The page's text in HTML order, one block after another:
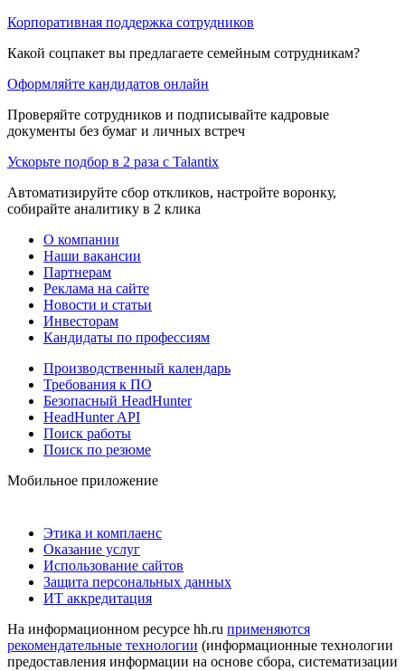
Корпоративная поддержка сотрудников
Какой соцпакет вы предлагаете семейным сотрудникам?
Оформляйте кандидатов онлайн
Проверяйте сотрудников и подписывайте кадровые
документы без бумаг и личных встреч
Ускорьте подбор в 2 раза с Talantix
Автоматизируйте сбор откликов, настройте воронку,
собирайте аналитику в 2 клика
О компании
Наши вакансии
Партнерам
Реклама на сайте
Новости и статьи
Инвесторам
Кандидаты по профессиям
Производственный календарь
Требования к ПО
Безопасный HeadHunter
HeadHunter API
Поиск работы
Поиск по резюме
Мобильное приложение
Этика и комплаенс
Оказание услуг
Использование сайтов
Защита персональных данных
ИТ аккредитация
На информационном ресурсе hh.ru применяются
рекомендательные технологии (информационные технологии
предоставления информации на основе сбора, систематизации